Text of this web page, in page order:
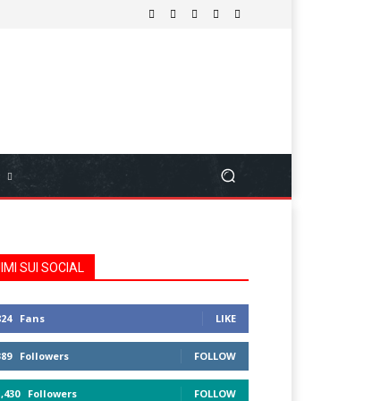
SUI SOCIAL
Fans LIKE
Followers FOLLOW
Followers FOLLOW